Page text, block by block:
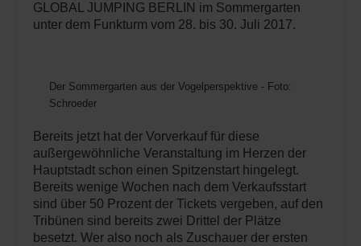
GLOBAL JUMPING BERLIN im Sommergarten
unter dem Funkturm vom 28. bis 30. Juli 2017.
Der Sommergarten aus der Vogelperspektive - Foto:
Schroeder
Bereits jetzt hat der Vorverkauf für diese
außergewöhnliche Veranstaltung im Herzen der
Hauptstadt schon einen Spitzenstart hingelegt.
Bereits wenige Wochen nach dem Verkaufsstart
sind über 50 Prozent der Tickets vergeben, auf den
Tribünen sind bereits zwei Drittel der Plätze
besetzt. Wer also noch als Zuschauer der ersten